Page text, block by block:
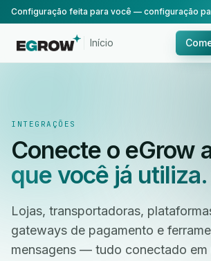
Início
INTEGRAÇÕES
Conecte o eGrow
que você já utiliza.
Lojas, transportadoras,
gateways de pagamento e
mensagens — tudo conectado em